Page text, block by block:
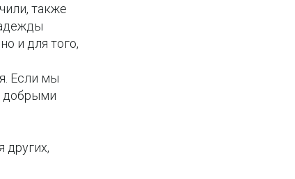
также
и для того,
Если мы
добрыми
других,